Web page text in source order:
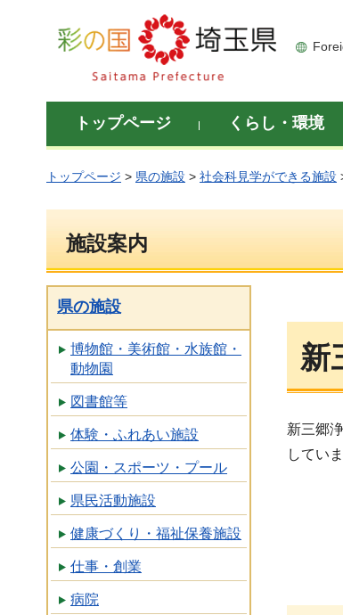
彩の国 埼玉県
トップページ くらし・環境
トップページ > 県の施設 > 社会科見学ができる施設
施設案内
県の施設
博物館・美術館・水族館・
動物園
図書館等
体験・ふれあい施設
公園・スポーツ・プール
県民活動施設
健康づくり・福祉保養施設
仕事・創業
病院
新
新三郷
していま